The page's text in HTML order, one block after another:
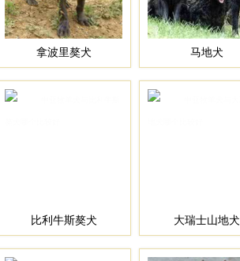
拿波里獒犬 马地犬
比利牛斯獒犬 大瑞士山地犬